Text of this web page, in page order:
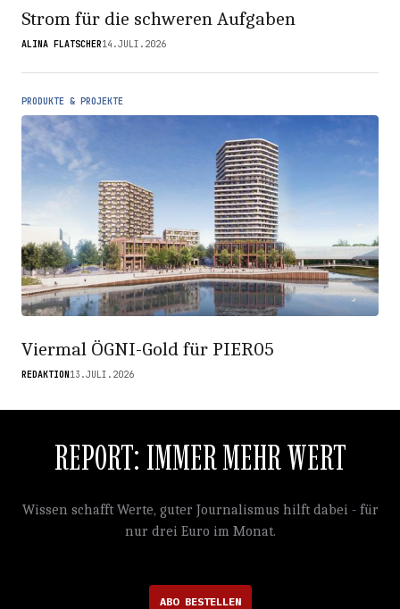
Strom für die schweren Aufgaben
ALINA FLATSCHER14.JULI.2026
PRODUKTE & PROJEKTE
Viermal ÖGNI-Gold für PIER05
REDAKTION13.JULI.2026
REPORT: IMMER MEHR WERT
Wissen schafft Werte, guter Journalismus hilft dabei - für
nur drei Euro im Monat.
ABO BESTELLEN